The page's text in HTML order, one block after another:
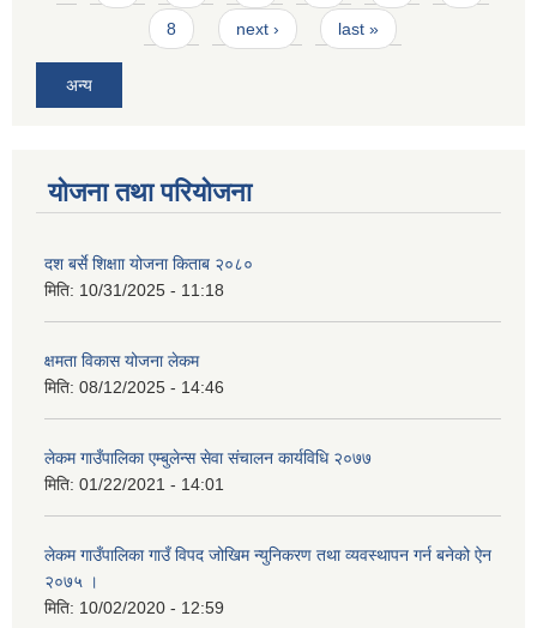
8 next › last »
अन्य
योजना तथा परियोजना
दश बर्से शिक्षाा योजना किताब २०८०
मिति: 10/31/2025 - 11:18
क्षमता विकास योजना लेकम
मिति: 08/12/2025 - 14:46
लेकम गाउँपालिका एम्बुलेन्स सेवा संचालन कार्यविधि २०७७
मिति: 01/22/2021 - 14:01
लेकम गाउँपालिका गाउँ विपद जोखिम न्युनिकरण तथा व्यवस्थापन गर्न बनेको ऐन
२०७५ ।
मिति: 10/02/2020 - 12:59